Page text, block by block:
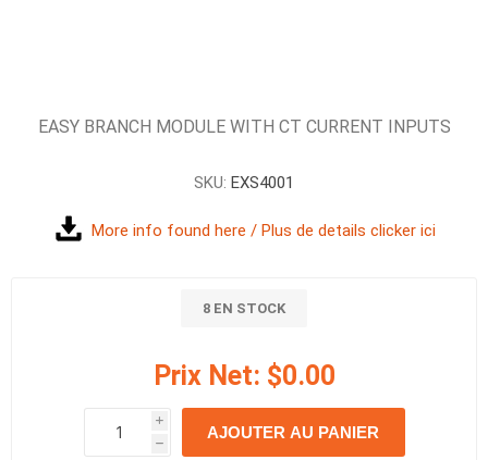
EASY BRANCH MODULE WITH CT CURRENT INPUTS
SKU: EXS4001
More info found here / Plus de details clicker ici
8 EN STOCK
Prix Net: $0.00
i
h
h
AJOUTER AU PANIER